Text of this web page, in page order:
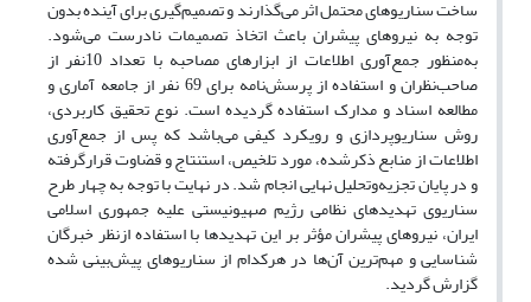
ساخت سناریوهای محتمل اثر می‌گذارند و تصمیم‌گیری برای آینده بدون
توجه به نیروهای پیشران باعث اتخاذ تصمیمات نادرست می‌شود.
به‌منظور جمع‌آوری اطلاعات از ابزارهای مصاحبه با تعداد 10نفر از
صاحب‌نظران و استفاده از پرسش‌نامه برای 69 نفر از جامعه آماری و
مطالعه اسناد و مدارک استفاده ‌گردیده است. نوع تحقیق کاربردی،
روش سناریوپردازی و رویکرد کیفی می‌باشد که پس از جمع‌آوری
اطلاعات از منابع ذکرشده، مورد تلخیص، استنتاج و قضاوت قرارگرفته
و در پایان تجزیه‌وتحلیل نهایی انجام شد. در نهایت با توجه به چهار طرح
سناریوی تهدیدهای نظامی رژیم صهیونیستی علیه جمهوری اسلامی
ایران، نیروهای پیشران مؤثر بر این تهدیدها با استفاده ازنظر خبرگان
شناسایی و مهم‌ترین آن‌ها در هرکدام از سناریوهای پیش‌بینی شده
گزارش گردید.